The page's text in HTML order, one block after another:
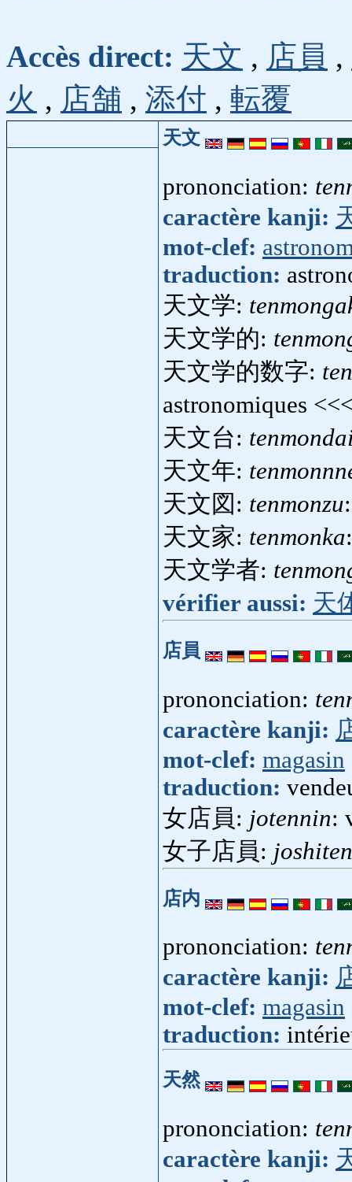
Accès direct: 天文 , 店員 ,
火 , 店舗 , 添付 , 転覆
天文
prononciation:
caractère kanji:
mot-clef:
traduction:
天文学:
天文学的:
天文学的数字:
astronomiques
天文台:
天文年:
天文図: tenmonzu
天文家: tenmonka
天文学者:
vérifier aussi: 天
店員
prononciation:
caractère kanji:
mot-clef: magasin
traduction:
女店員: jotennin:
女子店員:
店内
prononciation:
caractère kanji:
mot-clef: magasin
traduction:
天然
prononciation:
caractère kanji: